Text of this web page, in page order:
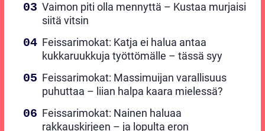
Vaimon piti olla mennyttä – Kustaa murjaisi
siitä vitsin
Feissarimokat: Katja ei halua antaa
kukkaruukkuja työttömälle – tässä syy
Feissarimokat: Massimuijan varallisuus
puhuttaa – liian halpa kaara mielessä?
Feissarimokat: Nainen haluaa
rakkauskirjeen – ja lopulta eron